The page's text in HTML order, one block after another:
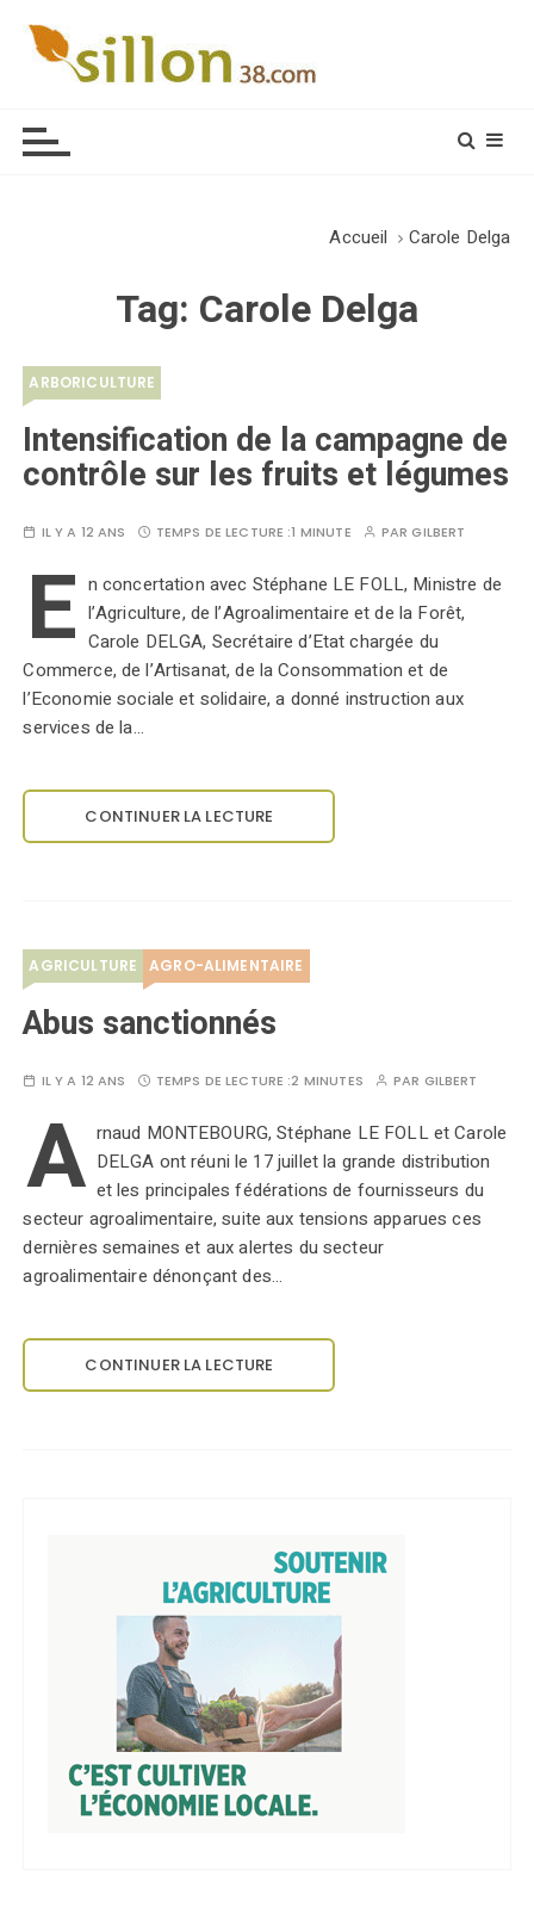
Accueil Carole Delga
Tag: Carole Delga
ARBORICULTURE
Intensification de la campagne de
contrôle sur les fruits et légumes
IL Y A 12 ANS TEMPS DE LECTURE :1 MINUTE PARGILBERT
E n concertation avec Stéphane LE FOLL, Ministre de
l’Agriculture, de l’Agroalimentaire et de la Forêt,
Carole DELGA, Secrétaire d’Etat chargée du
Commerce, de l’Artisanat, de la Consommation et de
l’Economie sociale et solidaire, a donné instruction aux
services de la…
CONTINUER LA LECTURE
AGRICULTURE AGRO-ALIMENTAIRE
Abus sanctionnés
IL Y A 12 ANS TEMPS DE LECTURE :2 MINUTES PAR GILBERT
A rnaud MONTEBOURG, Stéphane LE FOLL et Carole
DELGA ont réuni le 17 juillet la grande distribution
et les principales fédérations de fournisseurs du
secteur agroalimentaire, suite aux tensions apparues ces
dernières semaines et aux alertes du secteur
agroalimentaire dénonçant des…
CONTINUER LA LECTURE